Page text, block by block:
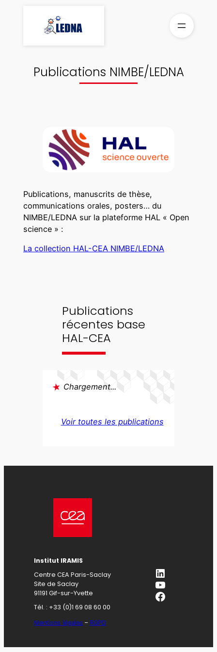
Publications NIMBE/LEDNA
Publications, manuscrits de thèse,
communications orales, posters… du
NIMBE/LEDNA sur la plateforme HAL « Open
science » :
La collection HAL-CEA NIMBE/LEDNA
Publications
récentes base
HAL-CEA
Chargement...
Voir toutes les publications
Institut IRAMIS
Centre CEA Paris-Saclay
Site de Saclay
91191 Gif-sur-Yvette
Tél. : +33 (0)1 69 08 60 00
Mentions légales – RGPD
LinkedIn
YouTube
Facebook